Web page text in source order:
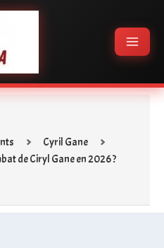
Menu
Cyril Gane
de Ciryl Gane en 2026 ?